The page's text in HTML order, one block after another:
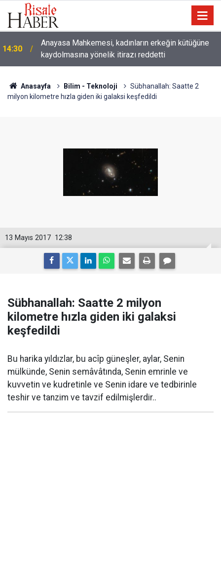
14:00
Çatıda yağmur suyu hasadı: Sıcaklarda klima
kullanımını azaltabilir
Anasayfa Bilim - Teknoloji
Sübhanallah: Saatte 2
milyon kilometre hızla giden iki galaksi keşfedildi
12:38
13 Mayıs 2017
Sübhanallah: Saatte 2 milyon
kilometre hızla giden iki galaksi
keşfedildi
Bu harika yıldızlar, bu acîp güneşler, aylar, Senin
mülkünde, Senin semâvâtında, Senin emrinle ve
kuvvetin ve kudretinle ve Senin idare ve tedbirinle
teshir ve tanzim ve tavzif edilmişlerdir..